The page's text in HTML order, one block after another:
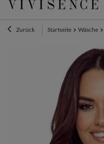
Zurück Startseite Wäsche